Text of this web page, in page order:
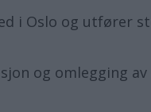
i Oslo og utfører
og omlegging